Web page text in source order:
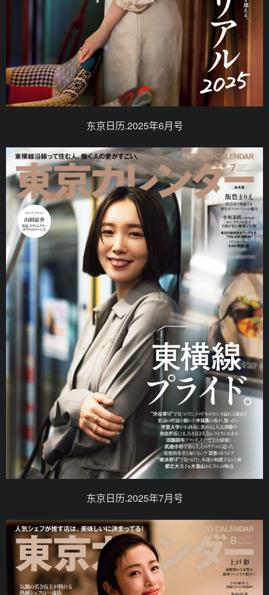
东京日历.2025年6月号
东京日历.2025年7月号